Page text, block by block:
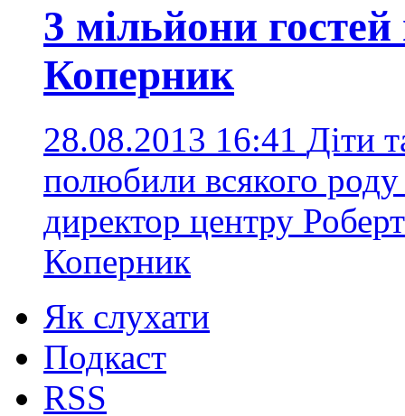
3 мільйони
Коперник
28.08.2013 16:41 Діти
полюбили всякого
директор центру
Коперник
Як слухати
Подкаст
RSS